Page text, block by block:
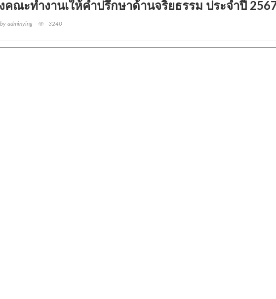
คณะทำงานเให้คำปรึกษาด้านจริยธรรม ประจำปี
by adminying 3240